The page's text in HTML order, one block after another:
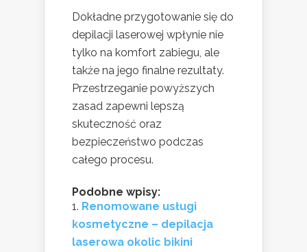
Dokładne przygotowanie się do
depilacji laserowej wpłynie nie
tylko na komfort zabiegu, ale
także na jego finalne rezultaty.
Przestrzeganie powyższych
zasad zapewni lepszą
skuteczność oraz
bezpieczeństwo podczas
całego procesu.
Podobne wpisy:
Renomowane usługi
kosmetyczne – depilacja
laserowa okolic bikini